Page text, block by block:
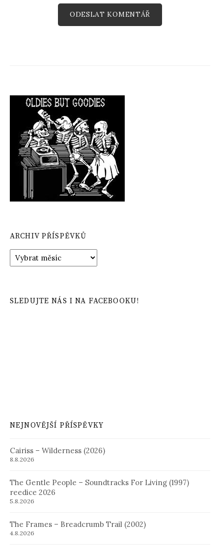
ARCHIV PŘÍSPĚVKŮ
Archiv
příspěvků
SLEDUJTE NÁS I NA FACEBOOKU!
NEJNOVĚJŠÍ PŘÍSPĚVKY
Cairiss – Wilderness (2026)
8.8.2026
The Gentle People – Soundtracks For Living (1997)
reedice 2026
5.8.2026
The Frames – Breadcrumb Trail (2002)
4.8.2026